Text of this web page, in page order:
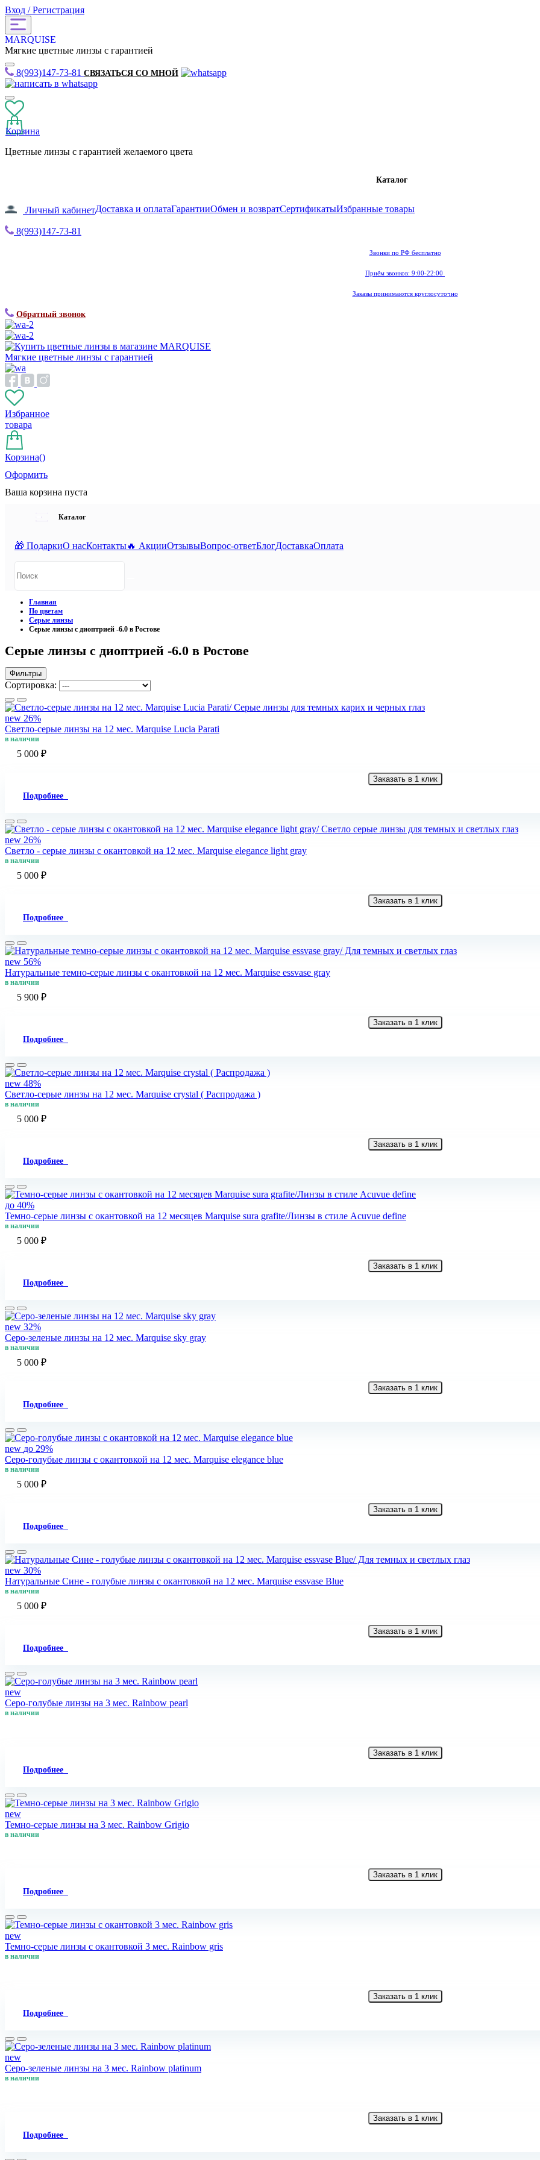
Вход / Регистрация
MARQUISE
Мягкие цветные линзы с гарантией
8(993)147-73-81 СВЯЗАТЬСЯ СО МНОЙ
Корзина
Цветные линзы с гарантией желаемого цвета
Каталог
Личный кабинетДоставка и оплатаГарантииОбмен и возвратСертификатыИзбранные товары
8(993)147-73-81
Звонки по РФ бесплатно
Приём звонков: 9:00-22:00
Заказы принимаются круглосуточно
Обратный звонок
Мягкие цветные линзы с гарантией
Избранное
товара
Корзина()
Оформить
Ваша корзина пуста
Каталог
🎁 ПодаркиО насКонтакты🔥 АкцииОтзывыВопрос-ответБлогДоставкаОплата
Главная
По цветам
Серые линзы
Серые линзы с диоптрией -6.0 в Ростове
Серые линзы с диоптрией -6.0 в Ростове
Фильтры
Сортировка:
new 26%
Светло-серые линзы на 12 мес. Marquise Lucia Parati
в наличии
5 000 ₽
Заказать в 1 клик
Подробнее
new 26%
Светло - cерые линзы c окантовкой на 12 мес. Marquise elegance light gray
в наличии
5 000 ₽
Заказать в 1 клик
Подробнее
new 56%
Натуральные темно-серые линзы c окантовкой на 12 мес. Marquise essvase gray
в наличии
5 900 ₽
Заказать в 1 клик
Подробнее
new 48%
Светло-серые линзы на 12 мес. Marquise crystal ( Распродажа )
в наличии
5 000 ₽
Заказать в 1 клик
Подробнее
до 40%
Темно-серые линзы с окантовкой на 12 месяцев Marquise sura grafite/Линзы в стиле Acuvue define
в наличии
5 000 ₽
Заказать в 1 клик
Подробнее
new 32%
Серо-зеленые линзы на 12 мес. Marquise sky gray
в наличии
5 000 ₽
Заказать в 1 клик
Подробнее
new до 29%
Серо-голубые линзы c окантовкой на 12 мес. Marquise elegance blue
в наличии
5 000 ₽
Заказать в 1 клик
Подробнее
new 30%
Натуральные Сине - голубые линзы c окантовкой на 12 мес. Marquise essvase Blue
в наличии
5 000 ₽
Заказать в 1 клик
Подробнее
new
Серо-голубые линзы на 3 мес. Rainbow pearl
в наличии
Заказать в 1 клик
Подробнее
new
Темно-серые линзы на 3 мес. Rainbow Grigio
в наличии
Заказать в 1 клик
Подробнее
new
Темно-серые линзы с окантовкой 3 мес. Rainbow gris
в наличии
Заказать в 1 клик
Подробнее
new
Серо-зеленые линзы на 3 мес. Rainbow platinum
в наличии
Заказать в 1 клик
Подробнее